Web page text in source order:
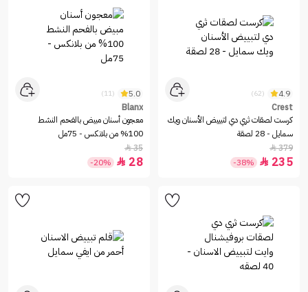
4.9
(62)
Crest
كرست لصقات ثري دي لتبييض الأسنان ويك
سمايل - 28 لصقة
379

235

-38%
5.0
(11)
Blanx
معجون أسنان مبيض بالفحم النشط
100% من بلانكس - 75مل
35

28

-20%